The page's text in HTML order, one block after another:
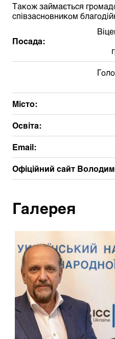
Також займається
співзасновником
Посада:
Місто:
Освіта:
Email:
Офіційний сайт
Галерея